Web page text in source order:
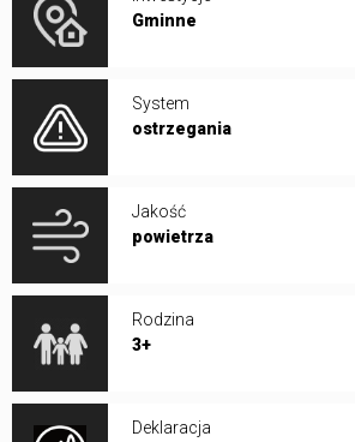
Gminne
System
ostrzegania
Jakość
powietrza
Rodzina
3+
Deklaracja